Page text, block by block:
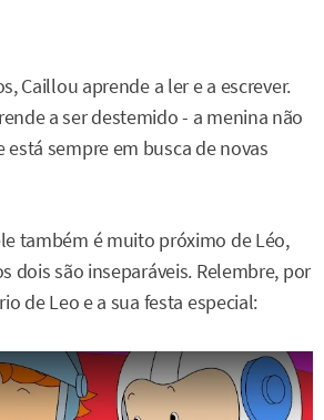
Caillou aprende a ler e a escrever.
a ser destemido - a menina não
sempre em busca de novas
também é muito próximo de Léo,
dois são inseparáveis. Relembre, por
de Leo e a sua festa especial: